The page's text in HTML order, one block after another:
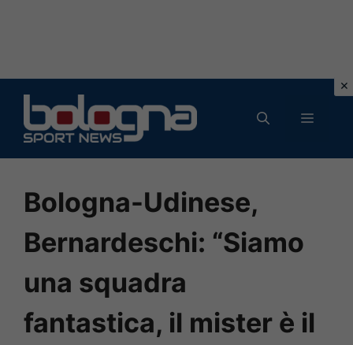
contenuto
MENU
Bologna-Udinese,
Bernardeschi: “Siamo
una squadra
fantastica, il mister è il